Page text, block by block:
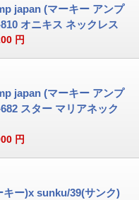
japan (マーキー アンプ
オニキス ネックレス
円
japan (マーキー アンプ
スター マリアネック
円
キー)x sunku/39(サンク)